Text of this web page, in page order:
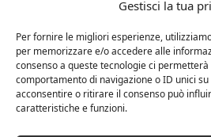
Gestisci la tua
Per fornire le migliori esperienze,
per memorizzare e/o accedere alle
consenso a queste tecnologie ci
comportamento di navigazione o ID unici
acconsentire o ritirare il consenso può
caratteristiche e funzioni.